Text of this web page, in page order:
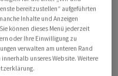
Produktion für Asien
und für Amerika in
regional."
so Wyss Fedele.
bereitzustellen“ aufgeführten
Inhalte und Anzeigen
können dieses Menü jederzeit
oder Ihre Einwilligung zu
verwalten am unteren Rand
unseres Website. Weitere